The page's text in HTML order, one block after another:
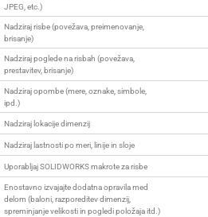
JPEG, etc.)
Nadziraj risbe (povežava, preimenovanje,
brisanje)
Nadziraj poglede na risbah (povežava,
prestavitev, brisanje)
Nadziraj opombe (mere, oznake, simbole,
ipd.)
Nadziraj lokacije dimenzij
Nadziraj lastnosti po meri, linije in sloje
Uporabljaj SOLIDWORKS makrote za risbe
Enostavno izvajajte dodatna opravila med
delom (baloni, razporeditev dimenzij,
spreminjanje velikosti in pogledi položaja itd.)